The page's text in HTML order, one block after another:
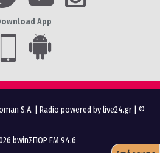
App
S.A. Radio powered by live24.gr | ©
bwinΣΠΟΡ FM 94.6